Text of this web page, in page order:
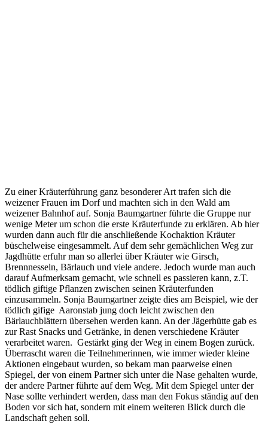
Zu einer Kräuterführung ganz besonderer Art trafen sich die
weizener Frauen im Dorf und machten sich in den Wald am
weizener Bahnhof auf. Sonja Baumgartner führte die Gruppe nur
wenige Meter um schon die erste Kräuterfunde zu erklären. Ab hier
wurden dann auch für die anschließende Kochaktion Kräuter
büschelweise eingesammelt. Auf dem sehr gemächlichen Weg zur
Jagdhütte erfuhr man so allerlei über Kräuter wie Girsch,
Brennnesseln, Bärlauch und viele andere. Jedoch wurde man auch
darauf Aufmerksam gemacht, wie schnell es passieren kann, z.T.
tödlich giftige Pflanzen zwischen seinen Kräuterfunden
einzusammeln. Sonja Baumgartner zeigte dies am Beispiel, wie der
tödlich gifige Aaronstab jung doch leicht zwischen den
Bärlauchblättern übersehen werden kann. An der Jägerhütte gab es
zur Rast Snacks und Getränke, in denen verschiedene Kräuter
verarbeitet waren. Gestärkt ging der Weg in einem Bogen zurück.
Überrascht waren die Teilnehmerinnen, wie immer wieder kleine
Aktionen eingebaut wurden, so bekam man paarweise einen
Spiegel, der von einem Partner sich unter die Nase gehalten wurde,
der andere Partner führte auf dem Weg. Mit dem Spiegel unter der
Nase sollte verhindert werden, dass man den Fokus ständig auf den
Boden vor sich hat, sondern mit einem weiteren Blick durch die
Landschaft gehen soll.